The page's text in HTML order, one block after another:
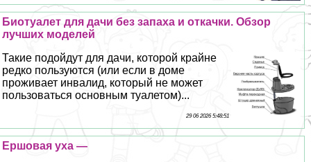
Биотуалет для дачи без запаха и откачки. Обзор
лучших моделей
Такие подойдут для дачи, которой крайне
редко пользуются (или если в доме
проживает инвалид, который не может
пользоваться основным туалетом)...
29 06 2026 5:48:51
Ершовая уха —